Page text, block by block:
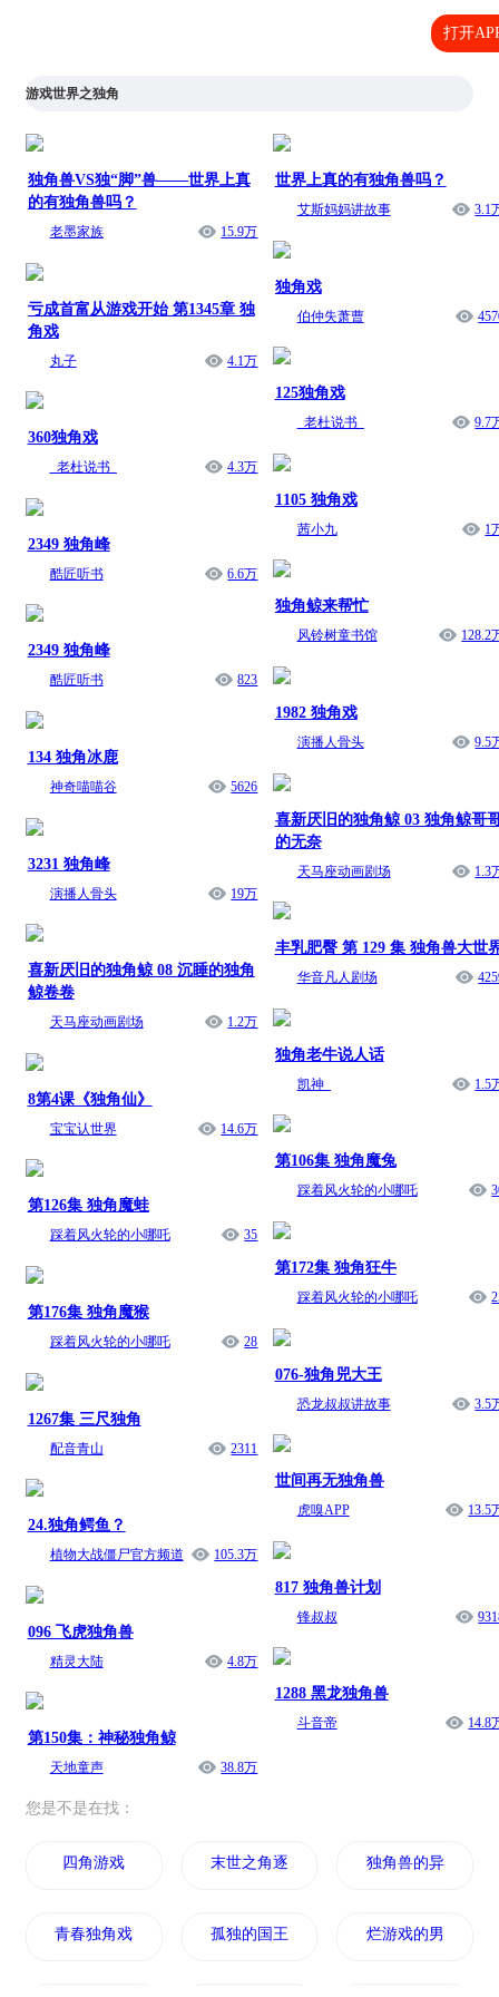
打开
游戏世界之独角
独角兽VS独“脚”兽——世界上真
的有独角兽吗？
老墨家族 15.9万
亏成首富从游戏开始 第1345章 独
角戏
丸子 4.1万
360独角戏
_老杜说书_ 4.3万
2349 独角峰
酷匠听书 6.6万
2349 独角峰
酷匠听书 823
134 独角冰鹿
神奇喵喵谷 5626
3231 独角峰
演播人骨头 19万
喜新厌旧的独角鲸 08 沉睡的独角
鲸卷卷
天马座动画剧场 1.2万
8第4课《独角仙》
宝宝认世界 14.6万
第126集 独角魔蛙
踩着风火轮的小哪吒 35
第176集 独角魔猴
踩着风火轮的小哪吒 28
1267集 三尺独角
配音青山 2311
24.独角鳄鱼？
植物大战僵尸官方频道 105.3万
096 飞虎独角兽
精灵大陆 4.8万
第150集：神秘独角鲸
天地童声 38.8万
世界上真的有独角兽吗？
艾斯妈妈讲故事 3.1
独角戏
伯仲失萧曹
125独角戏
_老杜说书_ 9.7
1105 独角戏
茜小九 1
独角鲸来帮忙
风铃树童书馆 128.2
1982 独角戏
演播人骨头 9.5
喜新厌旧的独角鲸 03 独角鲸哥
的无奈
天马座动画剧场 1.3
丰乳肥臀 第 129 集 独角兽大世
华音凡人剧场
独角老牛说人话
凯神_ 1.5
第106集 独角魔兔
踩着风火轮的小哪吒
第172集 独角狂牛
踩着风火轮的小哪吒
076-独角兕大王
恐龙叔叔讲故事 3.5
世间再无独角兽
虎嗅APP 13.5
817 独角兽计划
锋叔叔
1288 黑龙独角兽
斗音帝 14.8
您是不是在找：
四角游戏 末世之角逐游戏 独角兽的异界生活
青春独角戏 孤独的国王游戏 烂游戏的男主角